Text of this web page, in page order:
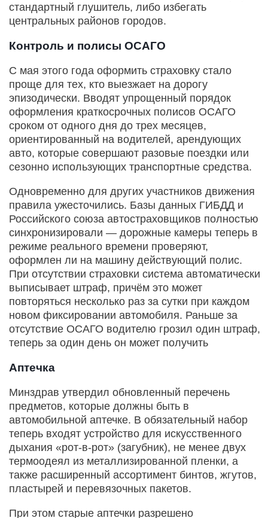
стандартный глушитель, либо избегать
центральных районов городов.
Контроль и полисы ОСАГО
С мая этого года оформить страховку стало
проще для тех, кто выезжает на дорогу
эпизодически. Вводят упрощенный порядок
оформления краткосрочных полисов ОСАГО
сроком от одного дня до трех месяцев,
ориентированный на водителей, арендующих
авто, которые совершают разовые поездки или
сезонно использующих транспортные средства.
Одновременно для других участников движения
правила ужесточились. Базы данных ГИБДД и
Российского союза автостраховщиков полностью
синхронизировали — дорожные камеры теперь в
режиме реального времени проверяют,
оформлен ли на машину действующий полис.
При отсутствии страховки система автоматически
выписывает штраф, причём это может
повторяться несколько раз за сутки при каждом
новом фиксировании автомобиля. Раньше за
отсутствие ОСАГО водителю грозил один штраф,
теперь за один день он может получить
Аптечка
Минздрав утвердил обновленный перечень
предметов, которые должны быть в
автомобильной аптечке. В обязательный набор
теперь входят устройство для искусственного
дыхания «рот‑в‑рот» (загубник), не менее двух
термоодеял из металлизированной пленки, а
также расширенный ассортимент бинтов, жгутов,
пластырей и перевязочных пакетов.
При этом старые аптечки разрешено